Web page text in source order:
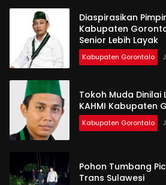
Diaspirasikan
Kabupaten
Senior Lebih Layak
Kabupaten Gorontalo
Tokoh Muda Dinilai
KAHMI Kabupaten
Kabupaten Gorontalo
Pohon Tumbang
Trans Sulawesi